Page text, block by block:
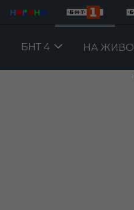
БНТ 4 НА ЖИВО